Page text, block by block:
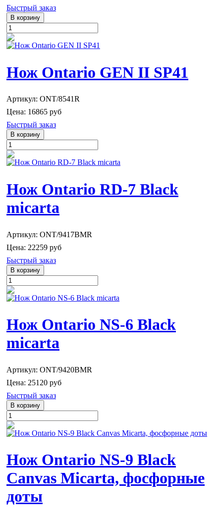
Быстрый заказ
Нож Ontario GEN II SP41
Артикул: ONT/8541R
Цена: 16865 руб
Быстрый заказ
Нож Ontario RD-7 Black
micarta
Артикул: ONT/9417BMR
Цена: 22259 руб
Быстрый заказ
Нож Ontario NS-6 Black
micarta
Артикул: ONT/9420BMR
Цена: 25120 руб
Быстрый заказ
Нож Ontario NS-9 Black
Canvas Micarta, фосфорные
доты